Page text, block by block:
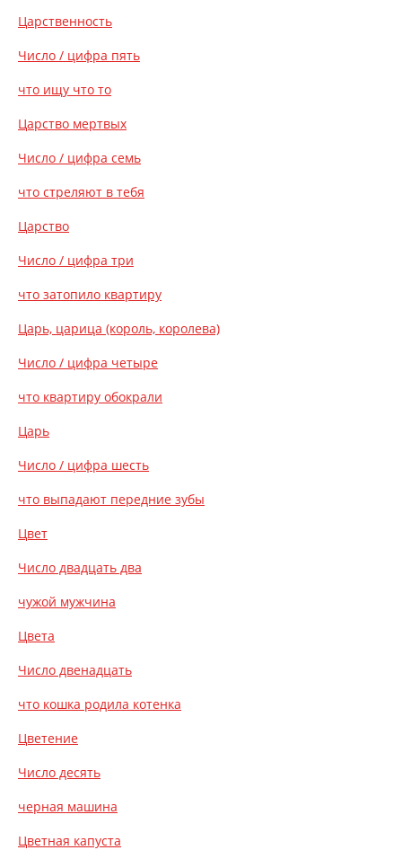
Царственность
Число / цифра пять
что ищу что то
Царство мертвых
Число / цифра семь
что стреляют в тебя
Царство
Число / цифра три
что затопило квартиру
Царь, царица (король, королева)
Число / цифра четыре
что квартиру обокрали
Царь
Число / цифра шесть
что выпадают передние зубы
Цвет
Число двадцать два
чужой мужчина
Цвета
Число двенадцать
что кошка родила котенка
Цветение
Число десять
черная машина
Цветная капуста